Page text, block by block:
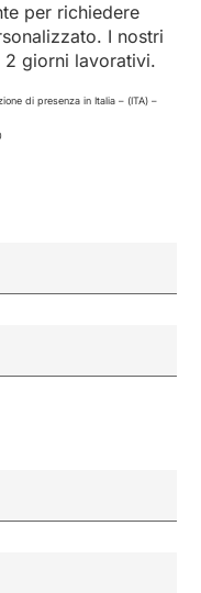
per richiedere
I nostri
2 giorni lavorativi.
di presenza in Italia – (ITA) –